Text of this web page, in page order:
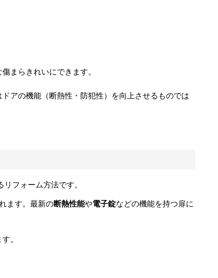
まらきれいにできます。
アの機能（断熱性・防犯性）を向上させるものでは
フォーム方法です。
ます。最新の断熱性能や電子錠などの機能を持つ扉に
。